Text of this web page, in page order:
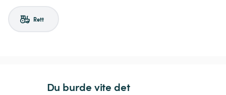
Rett
Du burde vite det